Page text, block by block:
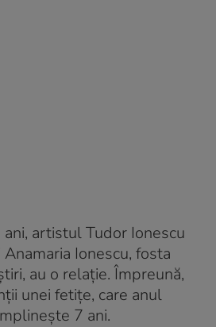
artistul Tudor Ionescu
Ionescu, fosta
au o relație. Împreună,
unei fetițe, care anul
7 ani.